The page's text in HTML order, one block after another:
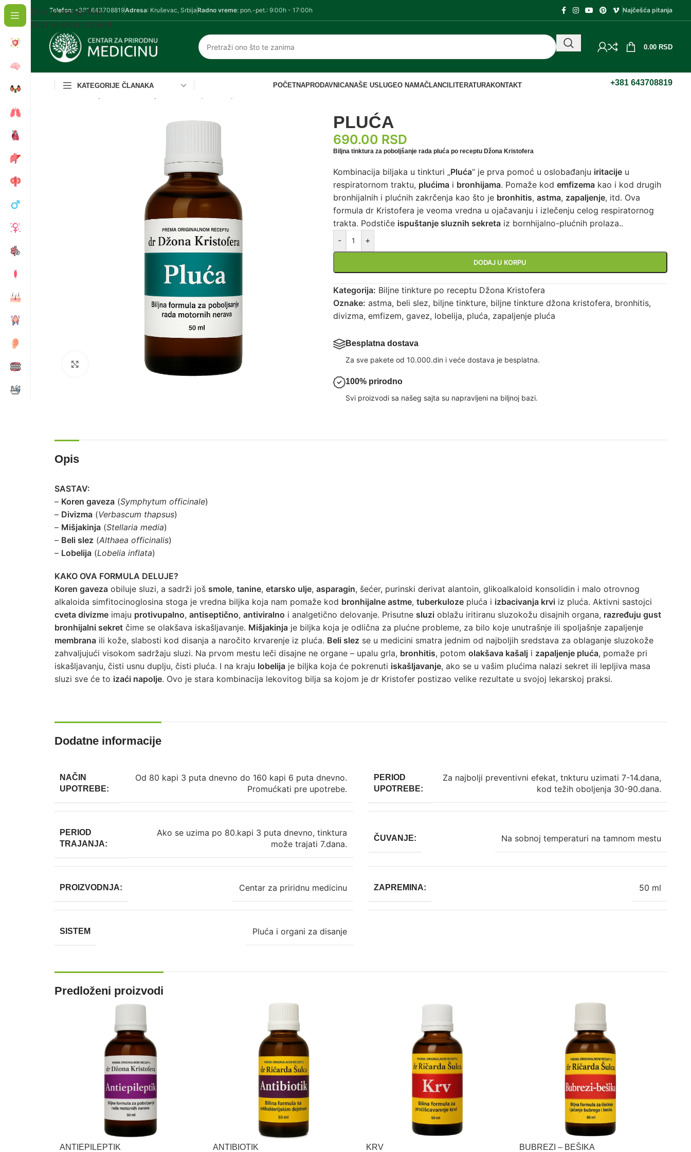
Skip to navigation
Skip to main content
Telefon: +381 643708819Adresa: Kruševac, SrbijaRadno vreme: pon.-pet.: 9:00h - 17:00h Najčešća pitanja
0.00 RSD
KATEGORIJE ČLANAKA POČETNAPRODAVNICANAŠE USLUGEO NAMAČLANCI LITERATURAKONTAKT +381 643708819
PLUĆA
690.00 RSD
Biljna tinktura za poboljšanje rada pluća po receptu Džona Kristofera
Kombinacija biljaka u tinkturi „Pluća“ je prva pomoć u oslobađanju iritacijeu
respiratornom traktu, plućimai bronhijama. Pomaže kod emfizemakao i kod drugih
bronhijalnih i plućnih zakrčenja kao što je bronhitis, astma, zapaljenje, itd. Ova
formula dr Kristofera je veoma vredna u ojačavanju i izlečenju celog respiratornog
trakta. Podstiče ispuštanje sluznih sekretaiz bornhijalno-plućnih prolaza..
-
+
DODAJ U KORPU
Kategorija: Biljne tinkture po receptu Džona Kristofera
Oznake: astma, beli slez, biljne tinkture, biljne tinkture džona kristofera, bronhitis,
divizma, emfizem, gavez, lobelija, pluća, zapaljenje pluća
Besplatna dostava
Za sve pakete od 10.000.din i veće dostava je besplatna.
100% prirodno
Svi proizvodi sa našeg sajta su napravljeni na biljnoj bazi.
Opis
SASTAV:
– Koren gaveza (Symphytum officinale)
– Divizma (Verbascum thapsus)
– Mišjakinja (Stellaria media)
– Beli slez (Althaea officinalis)
– Lobelija (Lobelia inflata)
KAKO OVA FORMULA DELUJE?
Koren gaveza obiluje sluzi, a sadrži još smole, tanine, etarsko ulje, asparagin, šećer, purinski derivat alantoin, glikoalkaloid konsolidin i malo otrovnog
alkaloida simfitocinoglosina stoga je vredna biljka koja nam pomaže kod bronhijalne astme, tuberkuloze pluća i izbacivanja krvi iz pluća. Aktivni sastojci
cveta divizme imaju protivupalno, antiseptično, antiviralno i analgetično delovanje. Prisutne sluzi oblažu iritiranu sluzokožu disajnih organa, razređuju gust
bronhijalni sekret čime se olakšava iskašljavanje. Mišjakinja je biljka koja je odlična za plućne probleme, za bilo koje unutrašnje ili spoljašnje zapaljenje
membrana ili kože, slabosti kod disanja a naročito krvarenje iz pluća. Beli slez se u medicini smatra jednim od najboljih sredstava za oblaganje sluzokože
zahvaljujući visokom sadržaju sluzi. Na prvom mestu leči disajne ne organe – upalu grla, bronhitis, potom olakšava kašalj i zapaljenje pluća, pomaže pri
iskašljavanju, čisti usnu duplju, čisti pluća. I na kraju lobelija je biljka koja će pokrenuti iskašljavanje, ako se u vašim plućima nalazi sekret ili lepljiva masa
sluzi sve će to izaći napolje. Ovo je stara kombinacija lekovitog bilja sa kojom je dr Kristofer postizao velike rezultate u svojoj lekarskoj praksi.
Dodatne informacije
NAČIN
UPOTREBE:
Od 80 kapi 3 puta dnevno do 160 kapi 6 puta dnevno.
Promućkati pre upotrebe.
PERIOD
UPOTREBE:
Za najbolji preventivni efekat, tnkturu uzimati 7-14.dana,
kod težih oboljenja 30-90.dana.
PERIOD
TRAJANJA:
Ako se uzima po 80.kapi 3 puta dnevno, tinktura
može trajati 7.dana.
ČUVANJE: Na sobnoj temperaturi na tamnom mestu
PROIZVODNJA: Centar za priridnu medicinu ZAPREMINA: 50 ml
SISTEM Pluća i organi za disanje
Predloženi proizvodi
ANTIEPILEPTIK ANTIBIOTIK KRV BUBREZI – BEŠIKA